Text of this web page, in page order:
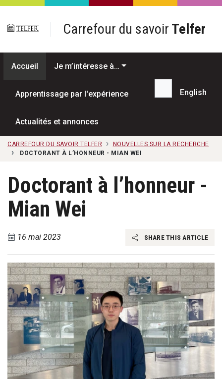
Passer au contenu principal
Carrefour du savoir Telfer
Accueil Je m’intéresse à…
Apprentissage par l'expérience
Actualités et annonces
Recherche...
English
CARREFOUR DU SAVOIR TELFER
NOUVELLES SUR LA RECHERCHE
DOCTORANT À L’HONNEUR - MIAN WEI
Doctorant à l’honneur -
Mian Wei
16 mai 2023 SHARE THIS ARTICLE